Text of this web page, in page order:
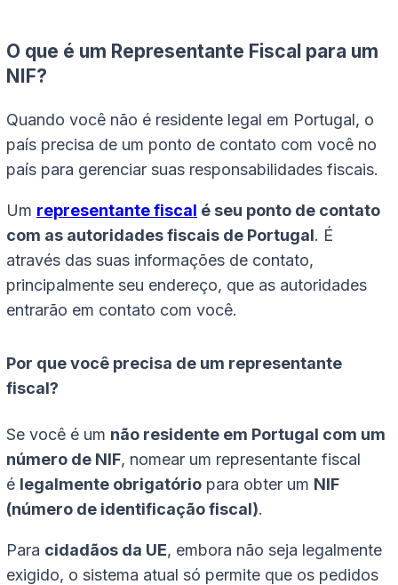
O que é um Representante Fiscal para um
NIF?
Quando você não é residente legal em Portugal, o
país precisa de um ponto de contato com você no
país para gerenciar suas responsabilidades fiscais.
Um representante fiscal é seu ponto de contato
com as autoridades fiscais de Portugal. É
através das suas informações de contato,
principalmente seu endereço, que as autoridades
entrarão em contato com você.
Por que você precisa de um representante
fiscal?
Se você é um não residente em Portugal com um
número de NIF, nomear um representante fiscal
é legalmente obrigatório para obter um NIF
(número de identificação fiscal).
Para cidadãos da UE, embora não seja legalmente
exigido, o sistema atual só permite que os pedidos